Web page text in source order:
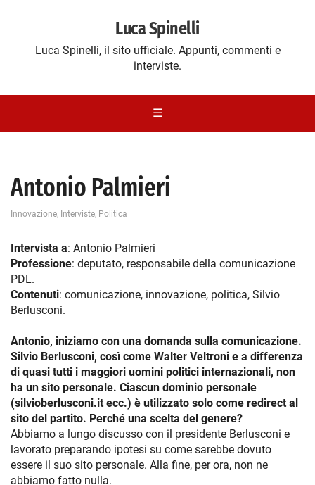
Luca Spinelli
Luca Spinelli, il sito ufficiale. Appunti, commenti e
interviste.
☰
Antonio Palmieri
Innovazione, Interviste, Politica
Intervista a: Antonio Palmieri
Professione: deputato, responsabile della comunicazione
PDL.
Contenuti: comunicazione, innovazione, politica, Silvio
Berlusconi.
Antonio, iniziamo con una domanda sulla comunicazione.
Silvio Berlusconi, così come Walter Veltroni e a differenza
di quasi tutti i maggiori uomini politici internazionali, non
ha un sito personale. Ciascun dominio personale
(silvioberlusconi.it ecc.) è utilizzato solo come redirect al
sito del partito. Perché una scelta del genere?
Abbiamo a lungo discusso con il presidente Berlusconi e
lavorato preparando ipotesi su come sarebbe dovuto
essere il suo sito personale. Alla fine, per ora, non ne
abbiamo fatto nulla.